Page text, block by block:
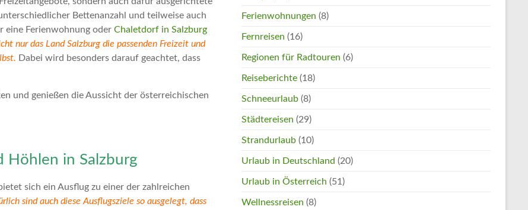
Bettenanzahl und teilweise auch
eine Ferienwohnung oder Chaletdorf in Salzburg
nur das Land Salzburg die passenden Freizeit und
Dabei wird besonders darauf geachtet, dass
Höhlen in Salzburg
sich ein Ausflug zu einer der zahlreichen
sind auch diese Ausflugsziele so ausgelegt, dass
Ferienwohnungen (8)
Fernreisen (16)
Regionen für Radtouren (6)
Reiseberichte (18)
Schneeurlaub (8)
Städtereisen (29)
Strandurlaub (10)
Urlaub in Deutschland (20)
Urlaub in Österreich (51)
Wellnessreisen (8)